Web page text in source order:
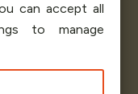
个问题。’
Enterprise Chief
can accept all
to manage